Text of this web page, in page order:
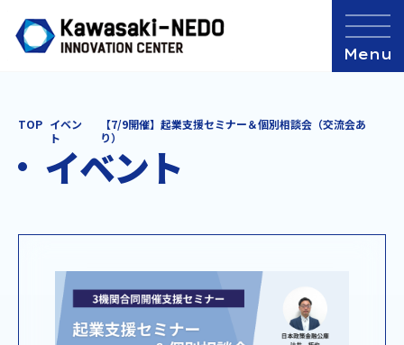
TOP イベン
ト
【7/9開催】起業支援セミナー＆個別相談会（交流会あ
り）
イベント